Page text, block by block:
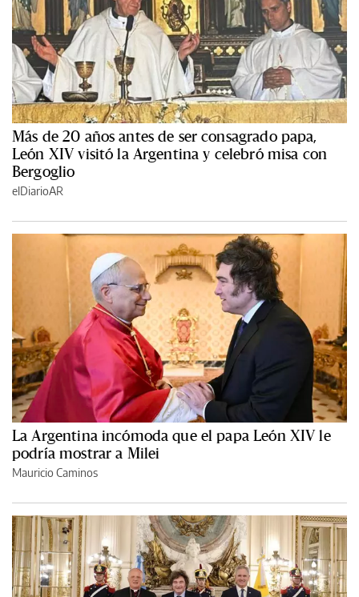
Más de 20 años antes de ser consagrado papa,
León XIV visitó la Argentina y celebró misa con
Bergoglio
elDiarioAR
La Argentina incómoda que el papa León XIV le
podría mostrar a Milei
Mauricio Caminos